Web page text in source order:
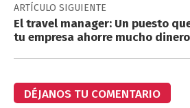
ARTÍCULO SIGUIENTE
El travel manager: Un puesto
tu empresa ahorre mucho
DÉJANOS TU COMENTARIO